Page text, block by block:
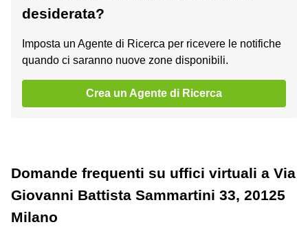
desiderata?
Imposta un Agente di Ricerca per ricevere le notifiche
quando ci saranno nuove zone disponibili.
Crea un Agente di Ricerca
Domande frequenti su uffici virtuali a Via
Giovanni Battista Sammartini 33, 20125
Milano